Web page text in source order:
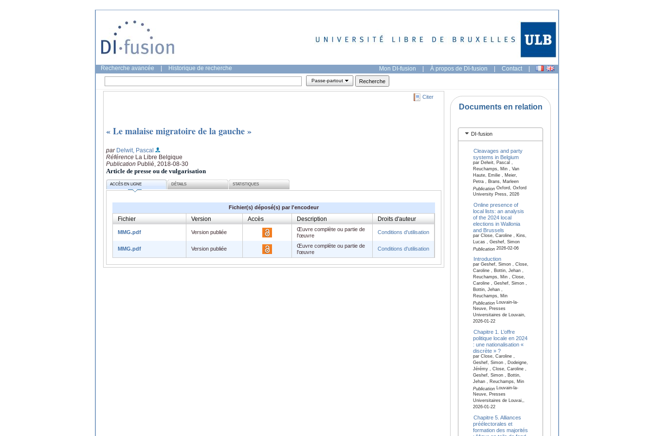
Recherche avancée Historique de recherche Mon DI-fusion | À propos de DI-fusion | Contact |
Passe-partout
Citer
« Le malaise migratoire de la gauche »
par Delwit, Pascal
Référence La Libre Belgique
Publication Publié, 2018-08-30
Article de presse ou de vulgarisation
ACCÈS EN LIGNE DÉTAILS STATISTIQUES
Fichier(s) déposé(s) par l'encodeur
Fichier Version Accès Description Droits d'auteur
MMG.pdf Version publiée
Œuvre complète ou partie de
l'œuvre
Conditions d'utilisation
MMG.pdf Version publiée
Œuvre complète ou partie de
l'œuvre
Conditions d'utilisation
Documents en relation
DI-fusion
Cleavages and party
systems in Belgium
par Delwit, Pascal ,
Reuchamps, Min , Van
Haute, Emilie , Meier,
Petra , Brans, Marleen
PublicationOxford, Oxford
University Press, 2026
Online presence of
local lists: an analysis
of the 2024 local
elections in Wallonia
and Brussels
par Close, Caroline , Kins,
Lucas , Geshef, Simon
Publication2026-02-06
Introduction
par Geshef, Simon , Close,
Caroline , Bottin, Jehan ,
Reuchamps, Min , Close,
Caroline , Geshef, Simon ,
Bottin, Jehan ,
Reuchamps, Min
PublicationLouvain-la-
Neuve, Presses
Universitaires de Louvain,
2026-01-22
Chapitre 1. L’offre
politique locale en 2024
: une nationalisation «
discrète » ?
par Close, Caroline ,
Geshef, Simon , Dodeigne,
Jérémy , Close, Caroline ,
Geshef, Simon , Bottin,
Jehan , Reuchamps, Min
PublicationLouvain-la-
Neuve, Presses
Universitaires de Louvai,,
2026-01-22
Chapitre 5. Alliances
préélectorales et
formation des majorités